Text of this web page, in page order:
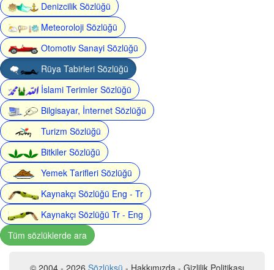
Denizcilik Sözlüğü
Meteoroloji Sözlüğü
Otomotiv Sanayi Sözlüğü
Rüya Tabirleri Sözlüğü
İslami Terimler Sözlüğü
Bilgisayar, İnternet Sözlüğü
Turizm Sözlüğü
Bitkiler Sözlüğü
Yemek Tarifleri Sözlüğü
Kaynakçı Sözlüğü Eng - Tr
Kaynakçı Sözlüğü Tr - Eng
Tüm sözlüklerde ara
© 2004 - 2026 Sözlüksü - Hakkımızda - Gizlilik Politikası